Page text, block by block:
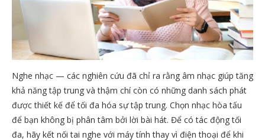
Nghe nhạc — các nghiên cứu đã chỉ ra rằng âm nhạc giúp tăng
khả năng tập trung và thậm chí còn có những danh sách phát
được thiết kế để tối đa hóa sự tập trung. Chọn nhạc hòa tấu
để bạn không bị phân tâm bởi lời bài hát. Để có tác động tối
đa, hãy kết nối tai nghe với máy tính thay vì điện thoại để khi